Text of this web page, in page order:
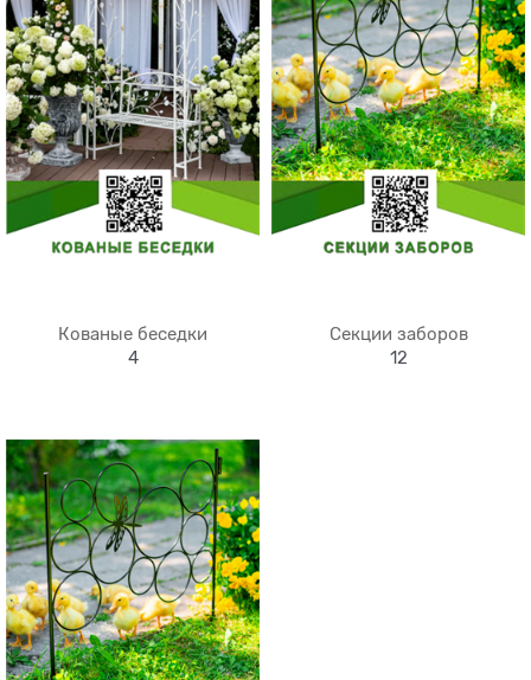
Кованые беседки
4
Секции заборов
12